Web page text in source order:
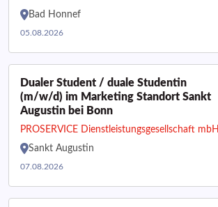
Bad Honnef
05.08.2026
Dualer Student / duale Studentin
(m/w/d) im Marketing Standort Sankt
Augustin bei Bonn
PROSERVICE Dienstleistungsgesellschaft mbH
Sankt Augustin
07.08.2026